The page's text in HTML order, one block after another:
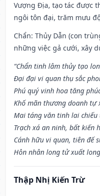
Vượng Địa, tạo tác được
ngôi tôn đại, trăm mưu
Chẩn: Thủy Dẫn (con
những việc gả cưới, xây
“Chẩn tinh lâm thủy tạo
Đại đại vi quan thụ sắc
Phú quý vinh hoa tăng
Khố mãn thương doanh tự
Mai táng văn tinh lai chiếu
Trạch xá an ninh, bất kiến
Cánh hữu vi quan, tiên đế
Hôn nhân long tử xuất
Thập Nhị Kiến Trừ